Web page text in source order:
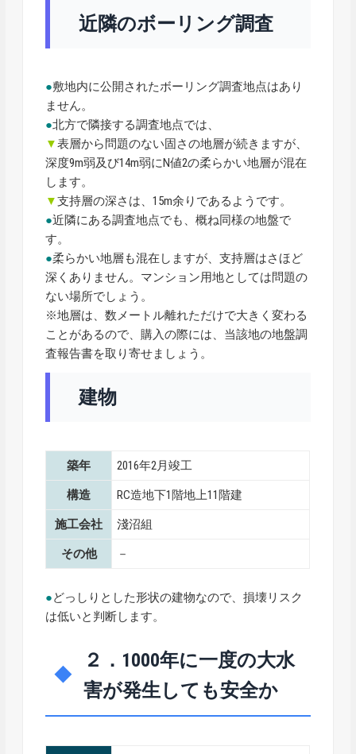
近隣のボーリング調査
●敷地内に公開されたボーリング調査地点はあり
ません。
●北方で隣接する調査地点では、
▼表層から問題のない固さの地層が続きますが、
深度9m弱及び14m弱にN値2の柔らかい地層が混在
します。
▼支持層の深さは、15m余りであるようです。
●近隣にある調査地点でも、概ね同様の地盤で
す。
●柔らかい地層も混在しますが、支持層はさほど
深くありません。マンション用地としては問題の
ない場所でしょう。
※地層は、数メートル離れただけで大きく変わる
ことがあるので、購入の際には、当該地の地盤調
査報告書を取り寄せましょう。
建物
築年 2016年2月竣工
構造 RC造地下1階地上11階建
施工会社 淺沼組
その他 －
●どっしりとした形状の建物なので、損壊リスク
は低いと判断します。
２．1000年に一度の大水
害が発生しても安全か